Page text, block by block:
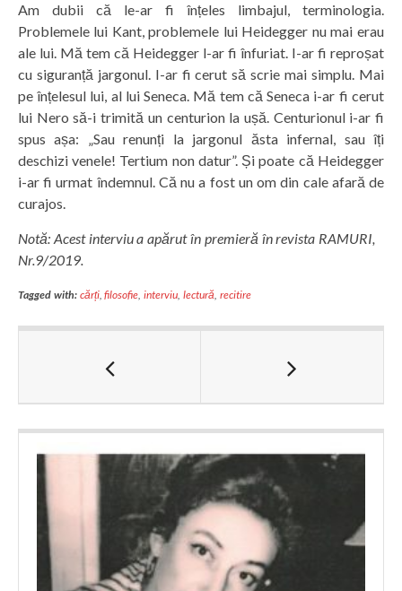
Am dubii că le-ar fi înțeles limbajul, terminologia.
Problemele lui Kant, problemele lui Heidegger nu mai erau
ale lui. Mă tem că Heidegger l-ar fi înfuriat. I-ar fi reproșat
cu siguranță jargonul. I-ar fi cerut să scrie mai simplu. Mai
pe înțelesul lui, al lui Seneca. Mă tem că Seneca i-ar fi cerut
lui Nero să-i trimită un centurion la ușă. Centurionul i-ar fi
spus așa: „Sau renunți la jargonul ăsta infernal, sau îți
deschizi venele! Tertium non datur”. Și poate că Heidegger
i-ar fi urmat îndemnul. Că nu a fost un om din cale afară de
curajos.
Notă: Acest interviu a apărut în premieră în revista RAMURI,
Nr.9/2019.
Tagged with: cărți,filosofie,interviu,lectură, recitire